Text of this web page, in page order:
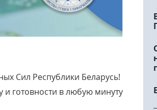
Сил Республики Беларусь!
и готовности в любую минуту